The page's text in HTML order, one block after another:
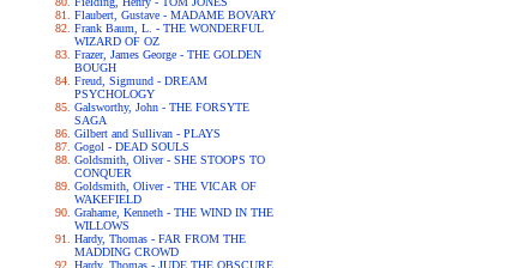
Flaubert, Gustave - MADAME BOVARY
Frank Baum, L. - THE WONDERFUL
WIZARD OF OZ
Frazer, James George - THE GOLDEN
BOUGH
Freud, Sigmund - DREAM
PSYCHOLOGY
Galsworthy, John - THE FORSYTE
SAGA
Gilbert and Sullivan - PLAYS
Gogol - DEAD SOULS
Goldsmith, Oliver - SHE STOOPS TO
CONQUER
Goldsmith, Oliver - THE VICAR OF
WAKEFIELD
Grahame, Kenneth - THE WIND IN THE
WILLOWS
Hardy, Thomas - FAR FROM THE
MADDING CROWD
Hardy, Thomas - JUDE THE OBSCURE